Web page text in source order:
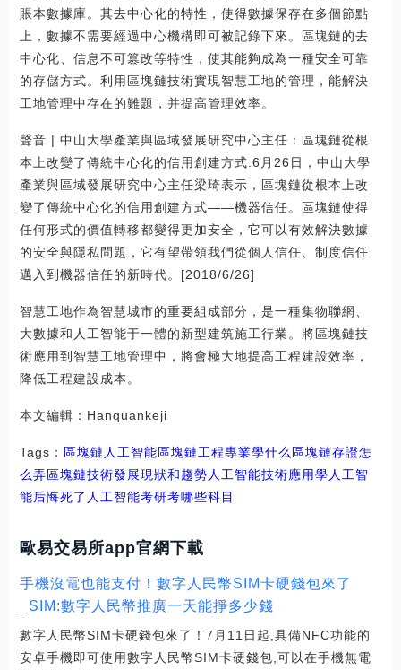
賬本數據庫。其去中心化的特性，使得數據保存在多個節點
上，數據不需要經過中心機構即可被記錄下來。區塊鏈的去
中心化、信息不可篡改等特性，使其能夠成為一種安全可靠
的存儲方式。利用區塊鏈技術實現智慧工地的管理，能解決
工地管理中存在的難題，并提高管理效率。
聲音 | 中山大學產業與區域發展研究中心主任：區塊鏈從根
本上改變了傳統中心化的信用創建方式:6月26日，中山大學
產業與區域發展研究中心主任梁琦表示，區塊鏈從根本上改
變了傳統中心化的信用創建方式——機器信任。區塊鏈使得
任何形式的價值轉移都變得更加安全，它可以有效解決數據
的安全與隱私問題，它有望帶領我們從個人信任、制度信任
邁入到機器信任的新時代。[2018/6/26]
智慧工地作為智慧城市的重要組成部分，是一種集物聯網、
大數據和人工智能于一體的新型建筑施工行業。將區塊鏈技
術應用到智慧工地管理中，將會極大地提高工程建設效率，
降低工程建設成本。
本文編輯：Hanquankeji
Tags： 區塊鏈 人工智能區塊鏈工程專業學什么區塊鏈存證怎
么弄區塊鏈技術發展現狀和趨勢人工智能技術應用學人工智
能后悔死了 人工智能考研考哪些科目
歐易交易所app官網下載
手機沒電也能支付！數字人民幣SIM卡硬錢包來了
_SIM:數字人民幣推廣一天能掙多少錢
數字人民幣SIM卡硬錢包來了！7月11日起,具備NFC功能的
安卓手機即可使用數字人民幣SIM卡硬錢包,可以在手機無電